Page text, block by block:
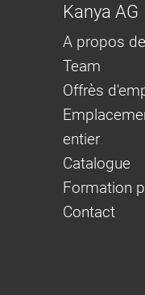
Kanya AG
A propos
Team
Offrès
entier
Catalogue
Formation
Contact